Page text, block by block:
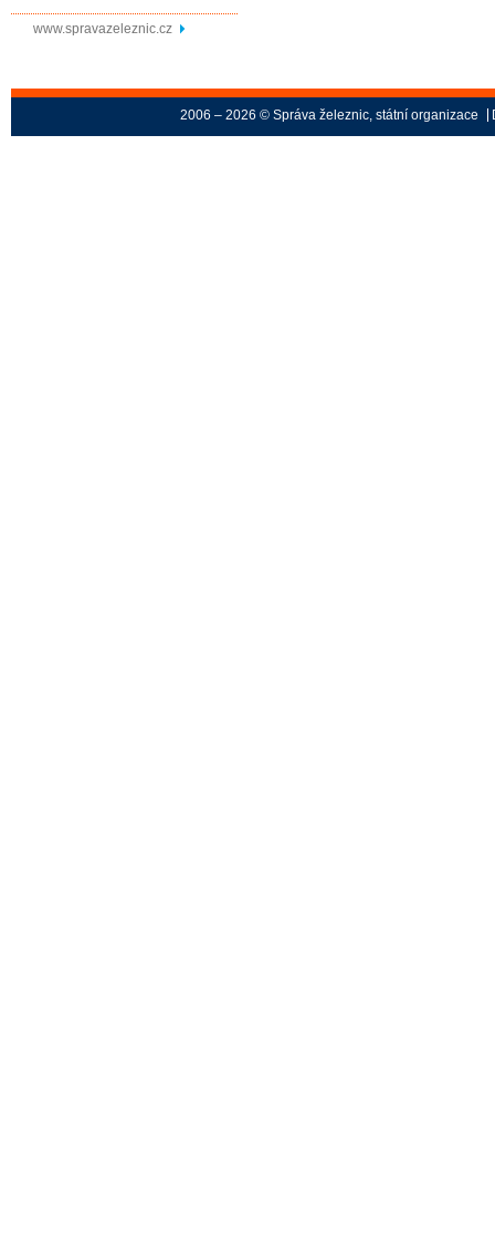
www.spravazeleznic.cz
2006 – 2026 © Správa železnic, státní organizace